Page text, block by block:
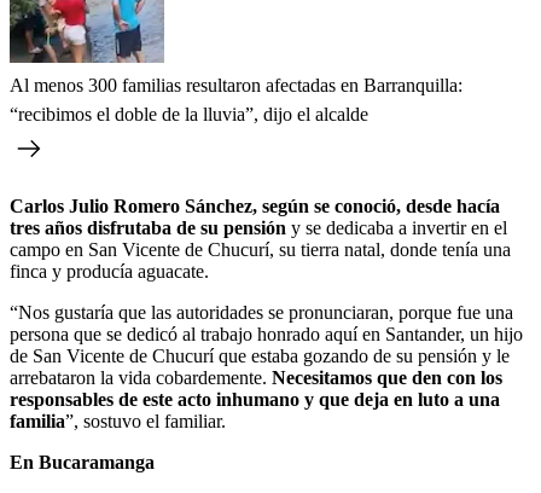
Al menos 300 familias resultaron afectadas en Barranquilla:
“recibimos el doble de la lluvia”, dijo el alcalde
Carlos Julio Romero Sánchez, según se conoció, desde hacía
tres años disfrutaba de su pensión y se dedicaba a invertir en el
campo en San Vicente de Chucurí, su tierra natal, donde tenía una
finca y producía aguacate.
“Nos gustaría que las autoridades se pronunciaran, porque fue una
persona que se dedicó al trabajo honrado aquí en Santander, un hijo
de San Vicente de Chucurí que estaba gozando de su pensión y le
arrebataron la vida cobardemente. Necesitamos que den con los
responsables de este acto inhumano y que deja en luto a una
familia”, sostuvo el familiar.
En Bucaramanga